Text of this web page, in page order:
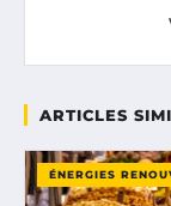
ARTICLES
ÉNERGIES